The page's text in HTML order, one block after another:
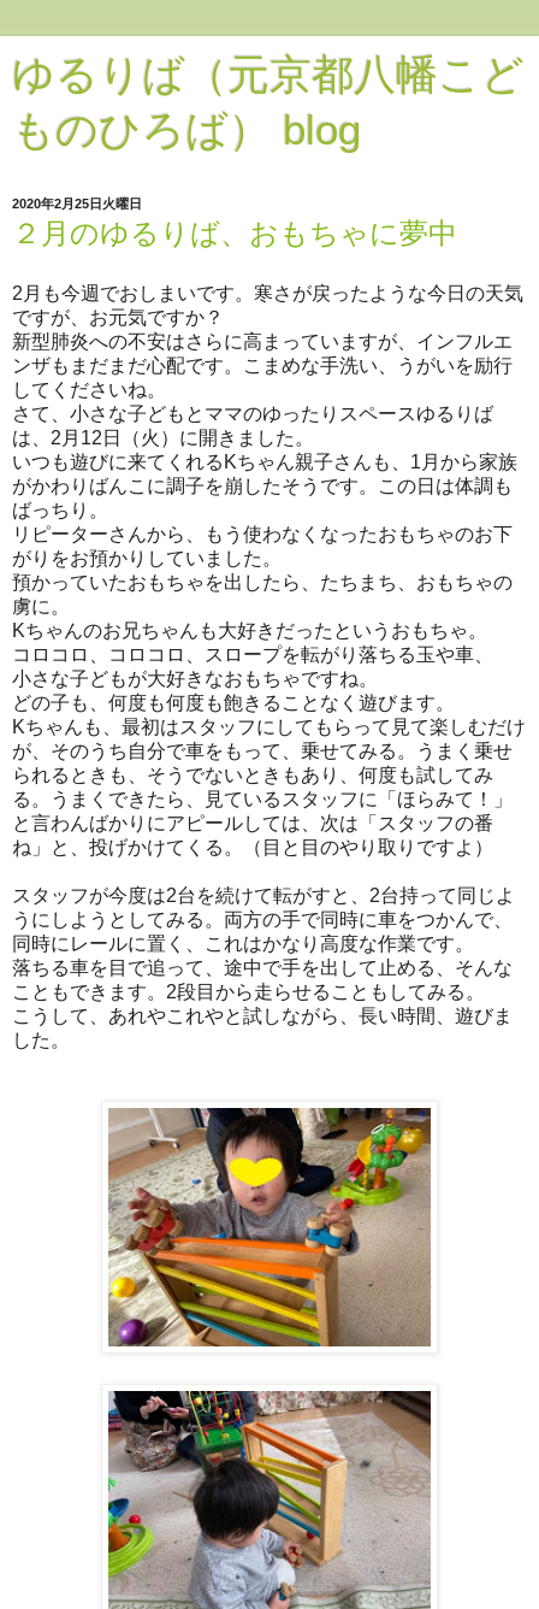
ゆるりば（元京都八幡こど
ものひろば） blog
2020年2月25日火曜日
２月のゆるりば、おもちゃに夢中
2月も今週でおしまいです。寒さが戻ったような今日の天気
ですが、お元気ですか？
新型肺炎への不安はさらに高まっていますが、インフルエ
ンザもまだまだ心配です。こまめな手洗い、うがいを励行
してくださいね。
さて、小さな子どもとママのゆったりスペースゆるりば
は、2月12日（火）に開きました。
いつも遊びに来てくれるKちゃん親子さんも、1月から家族
がかわりばんこに調子を崩したそうです。この日は体調も
ばっちり。
リピーターさんから、もう使わなくなったおもちゃのお下
がりをお預かりしていました。
預かっていたおもちゃを出したら、たちまち、おもちゃの
虜に。
Kちゃんのお兄ちゃんも大好きだったというおもちゃ。
コロコロ、コロコロ、スロープを転がり落ちる玉や車、
小さな子どもが大好きなおもちゃですね。
どの子も、何度も何度も飽きることなく遊びます。
Kちゃんも、最初はスタッフにしてもらって見て楽しむだけ
が、そのうち自分で車をもって、乗せてみる。うまく乗せ
られるときも、そうでないときもあり、何度も試してみ
る。うまくできたら、見ているスタッフに「ほらみて！」
と言わんばかりにアピールしては、次は「スタッフの番
ね」と、投げかけてくる。（目と目のやり取りですよ）
スタッフが今度は2台を続けて転がすと、2台持って同じよ
うにしようとしてみる。両方の手で同時に車をつかんで、
同時にレールに置く、これはかなり高度な作業です。
落ちる車を目で追って、途中で手を出して止める、そんな
こともできます。2段目から走らせることもしてみる。
こうして、あれやこれやと試しながら、長い時間、遊びま
した。